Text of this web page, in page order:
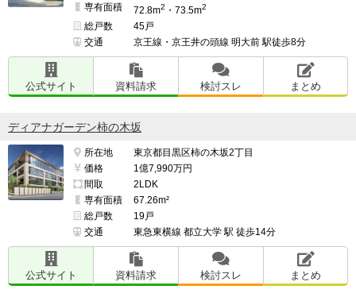
専有面積
72.8m2 ・73.5m2
総戸数
45戸
交通
京王線・京王井の頭線 明大前 駅徒歩8分
公式サイト 資料請求 検討スレ まとめ
ディアナガーデン柿の木坂
所在地
東京都目黒区柿の木坂2丁目
価格
1億7,990万円
間取
2LDK
専有面積
67.26m²
総戸数
19戸
交通
東急東横線 都立大学 駅 徒歩14分
公式サイト 資料請求 検討スレ まとめ